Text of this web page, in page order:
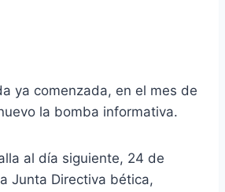
ya comenzada, en el mes de
la bomba informativa.
al día siguiente, 24 de
Junta Directiva bética,